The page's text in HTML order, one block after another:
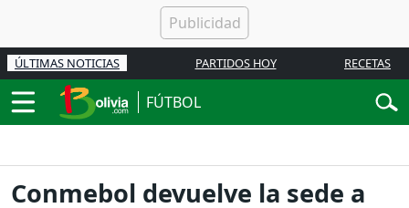
ÚLTIMAS NOTICIAS PARTIDOS HOY RECETAS
FÚTBOL
Conmebol devuelve la sede a